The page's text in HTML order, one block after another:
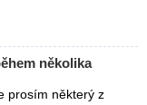
několika
prosím některý z